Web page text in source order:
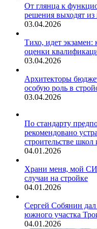
От глянца к
решения выходят
03.04.2026
Тихо, идет экзамен:
оценки
03.04.2026
Архитекторы
особую роль в
03.04.2026
По стандарту
рекомендовано
строительстве школ
04.01.2026
Храни меня, мой
случаи на стройке
04.01.2026
Сергей Собянин дал
южного участка
04.01.2026